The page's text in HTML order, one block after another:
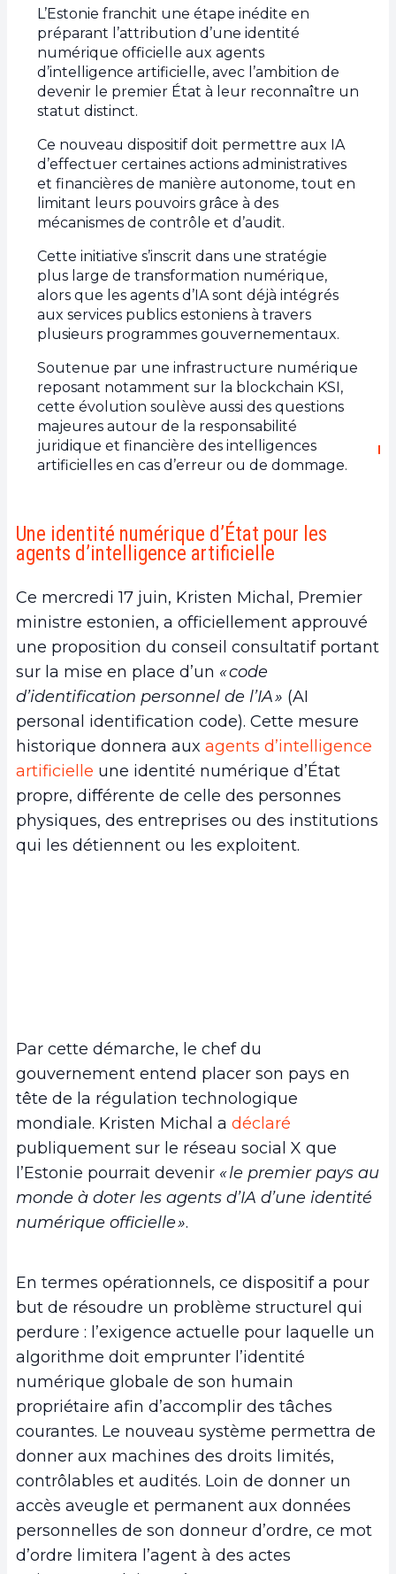
L’Estonie franchit une étape inédite en
préparant l’attribution d’une identité
numérique officielle aux agents
d’intelligence artificielle, avec l’ambition de
devenir le premier État à leur reconnaître un
statut distinct.
Ce nouveau dispositif doit permettre aux IA
d’effectuer certaines actions administratives
et financières de manière autonome, tout en
limitant leurs pouvoirs grâce à des
mécanismes de contrôle et d’audit.
Cette initiative s’inscrit dans une stratégie
plus large de transformation numérique,
alors que les agents d’IA sont déjà intégrés
aux services publics estoniens à travers
plusieurs programmes gouvernementaux.
Soutenue par une infrastructure numérique
reposant notamment sur la blockchain KSI,
cette évolution soulève aussi des questions
majeures autour de la responsabilité
juridique et financière des intelligences
artificielles en cas d’erreur ou de dommage.
Une identité numérique d’État pour les
agents d’intelligence artificielle
Ce mercredi 17 juin, Kristen Michal, Premier
ministre estonien, a officiellement approuvé
une proposition du conseil consultatif portant
sur la mise en place d’un « code
d’identification personnel de l’IA » (AI
personal identification code). Cette mesure
historique donnera aux agents d’intelligence
artificielle une identité numérique d’État
propre, différente de celle des personnes
physiques, des entreprises ou des institutions
qui les détiennent ou les exploitent.
Par cette démarche, le chef du
gouvernement entend placer son pays en
tête de la régulation technologique
mondiale. Kristen Michal a déclaré
publiquement sur le réseau social X que
l’Estonie pourrait devenir « le premier pays au
monde à doter les agents d’IA d’une identité
numérique officielle ».
En termes opérationnels, ce dispositif a pour
but de résoudre un problème structurel qui
perdure : l’exigence actuelle pour laquelle un
algorithme doit emprunter l’identité
numérique globale de son humain
propriétaire afin d’accomplir des tâches
courantes. Le nouveau système permettra de
donner aux machines des droits limités,
contrôlables et audités. Loin de donner un
accès aveugle et permanent aux données
personnelles de son donneur d’ordre, ce mot
d’ordre limitera l’agent à des actes